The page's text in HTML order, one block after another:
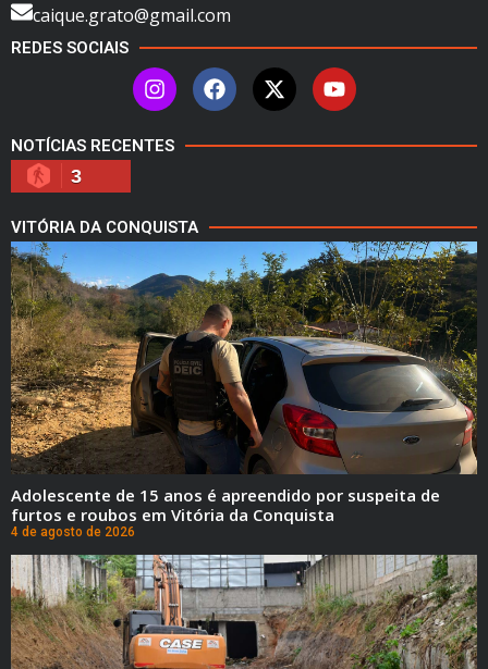
caique.grato@gmail.com
REDES SOCIAIS
NOTÍCIAS RECENTES
3
VITÓRIA DA CONQUISTA
Adolescente de 15 anos é apreendido por suspeita de
furtos e roubos em Vitória da Conquista
4 de agosto de 2026